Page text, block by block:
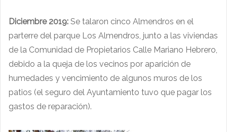
Diciembre 2019: Se talaron cinco Almendros en el
parterre del parque Los Almendros, junto a las viviendas
de la Comunidad de Propietarios Calle Mariano Hebrero,
debido a la queja de los vecinos por aparición de
humedades y vencimiento de algunos muros de los
patios (el seguro del Ayuntamiento tuvo que pagar los
gastos de reparación).